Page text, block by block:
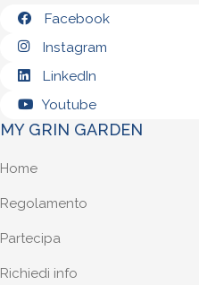
Facebook
Instagram
LinkedIn
Youtube
MY GRIN GARDEN
Home
Regolamento
Partecipa
Richiedi info